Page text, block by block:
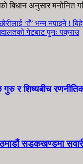
बिधान अनुसार मनोनित
‘तँ’ भन्न नपाइने !
गेटबाट पुनः पक्राउ
र शिष्यबीच
सडकखण्डमा